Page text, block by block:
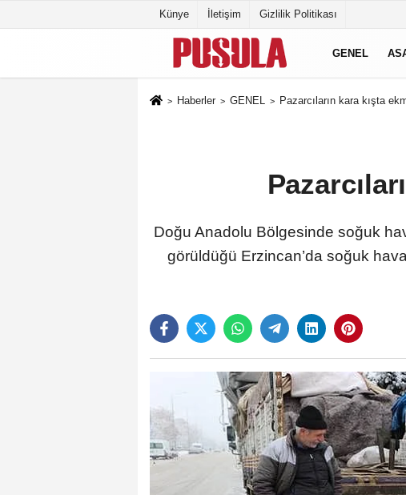
Künye İletişim Gizlilik Politikası
GENEL
Haberler GENEL Pazarcıların kara kışta
Doğu Anadolu Bölgesinde soğuk
görüldüğü Erzincan’da soğuk